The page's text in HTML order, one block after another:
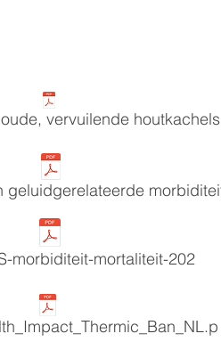
vervuilende
morbiditeit-mortaliteit-202